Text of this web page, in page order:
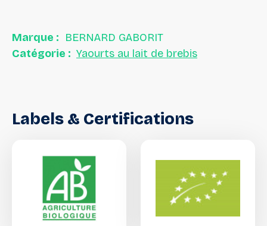
Marque : BERNARD GABORIT
Catégorie : Yaourts au lait de brebis
Labels & Certifications